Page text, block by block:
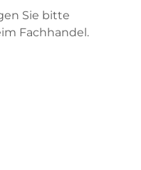
Sie bitte
Fachhandel .